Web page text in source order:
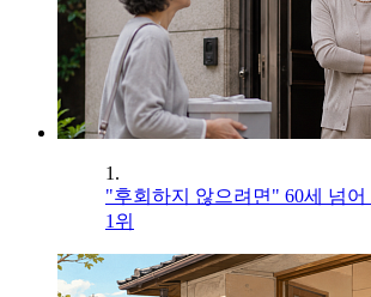
1.
"후회하지 않으려면" 60세 넘
1위